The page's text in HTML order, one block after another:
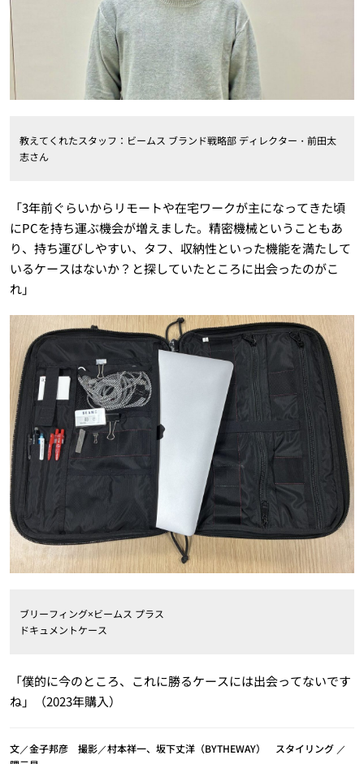
教えてくれたスタッフ：ビームス ブランド戦略部 ディレクター・前田太
志さん
「3年前ぐらいからリモートや在宅ワークが主になってきた頃
にPCを持ち運ぶ機会が増えました。精密機械ということもあ
り、持ち運びしやすい、タフ、収納性といった機能を満たして
いるケースはないか？と探していたところに出会ったのがこ
れ」
ブリーフィング×ビームス プラス
ドキュメントケース
「僕的に今のところ、これに勝るケースには出会ってないです
ね」（2023年購入）
文／金子邦彦 撮影／村本祥一、坂下丈洋（BYTHEWAY） スタイリング ／